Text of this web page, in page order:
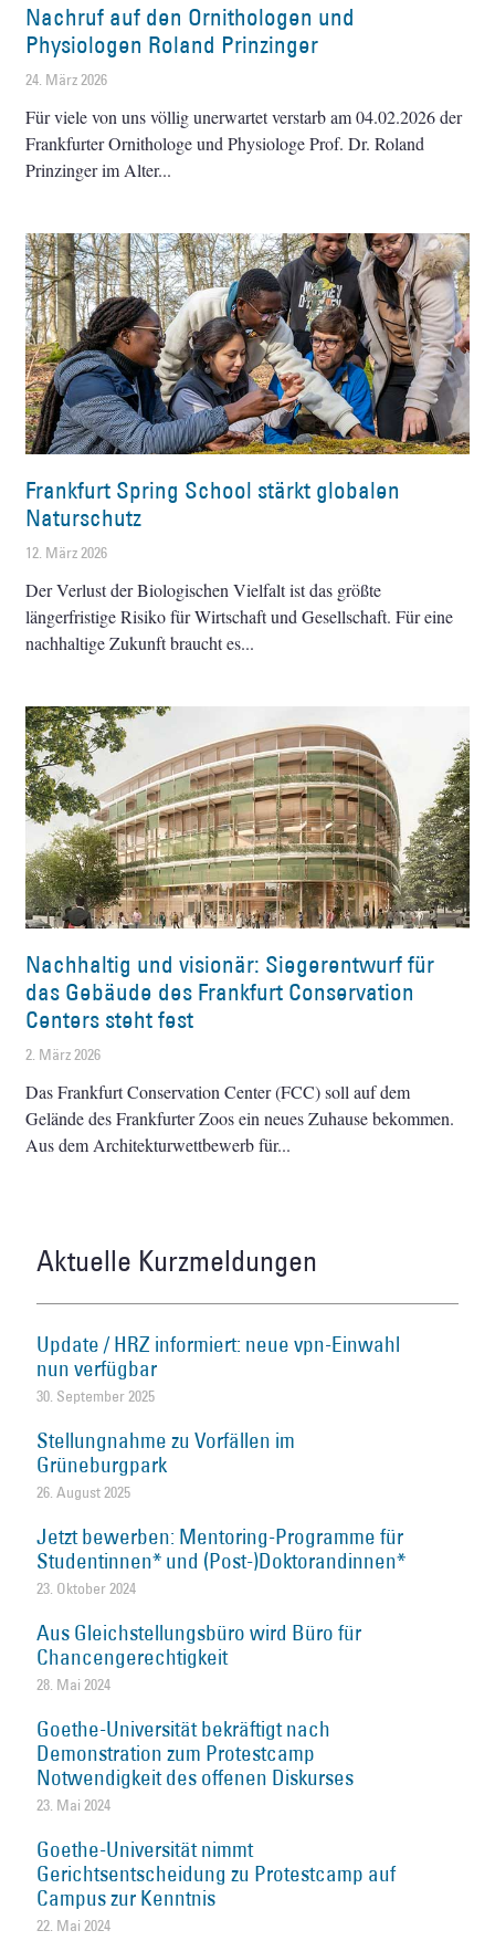
Nachruf auf den Ornithologen und
Physiologen Roland Prinzinger
24. März 2026
Für viele von uns völlig unerwartet verstarb am 04.02.2026 der
Frankfurter Ornithologe und Physiologe Prof. Dr. Roland
Prinzinger im Alter
Frankfurt Spring School stärkt globalen
Naturschutz
12. März 2026
Der Verlust der Biologischen Vielfalt ist das größte
längerfristige Risiko für Wirtschaft und Gesellschaft. Für eine
nachhaltige Zukunft braucht es
Nachhaltig und visionär: Siegerentwurf für
das Gebäude des Frankfurt Conservation
Centers steht fest
2. März 2026
Das Frankfurt Conservation Center (FCC) soll auf dem
Gelände des Frankfurter Zoos ein neues Zuhause bekommen.
Aus dem Architekturwettbewerb für
Aktuelle Kurzmeldungen
Update / HRZ informiert: neue vpn-Einwahl
nun verfügbar
30. September 2025
Stellungnahme zu Vorfällen im
Grüneburgpark
26. August 2025
Jetzt bewerben: Mentoring-Programme für
Studentinnen* und (Post-)Doktorandinnen*
23. Oktober 2024
Aus Gleichstellungsbüro wird Büro für
Chancengerechtigkeit
28. Mai 2024
Goethe-Universität bekräftigt nach
Demonstration zum Protestcamp
Notwendigkeit des offenen Diskurses
23. Mai 2024
Goethe-Universität nimmt
Gerichtsentscheidung zu Protestcamp auf
Campus zur Kenntnis
22. Mai 2024